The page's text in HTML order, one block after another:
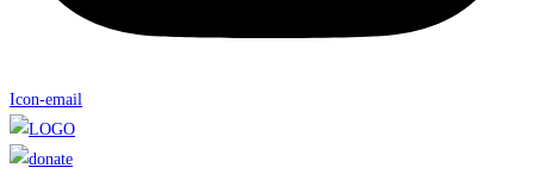
Icon-email